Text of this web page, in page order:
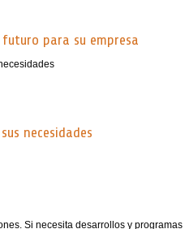
para su empresa
necesidades
Si necesita desarrollos y